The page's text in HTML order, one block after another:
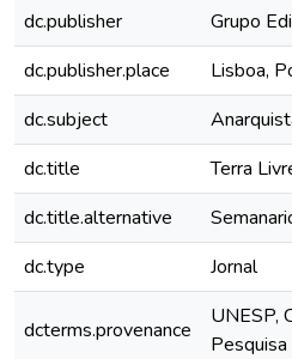
dc.publisher
Grupo
dc.publisher.place
Lisboa,
dc.subject
dc.title
Terra
dc.title.alternative
dc.type
Jornal
dcterms.provenance
UNESP,